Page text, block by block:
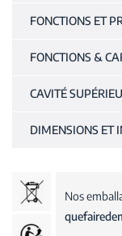
FONCTIONS ET
FONCTIONS &
CAVITÉ
DIMENSIONS ET
Nos